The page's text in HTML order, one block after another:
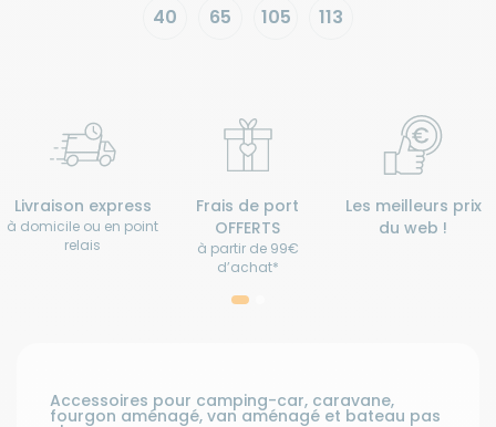
40 65 105 113
Livraison express
à domicile ou en point
relais
Frais de port
OFFERTS
à partir de 99€
d’achat*
Les meilleurs prix
du web !
Accessoires pour camping-car, caravane,
fourgon aménagé, van aménagé et bateau pas